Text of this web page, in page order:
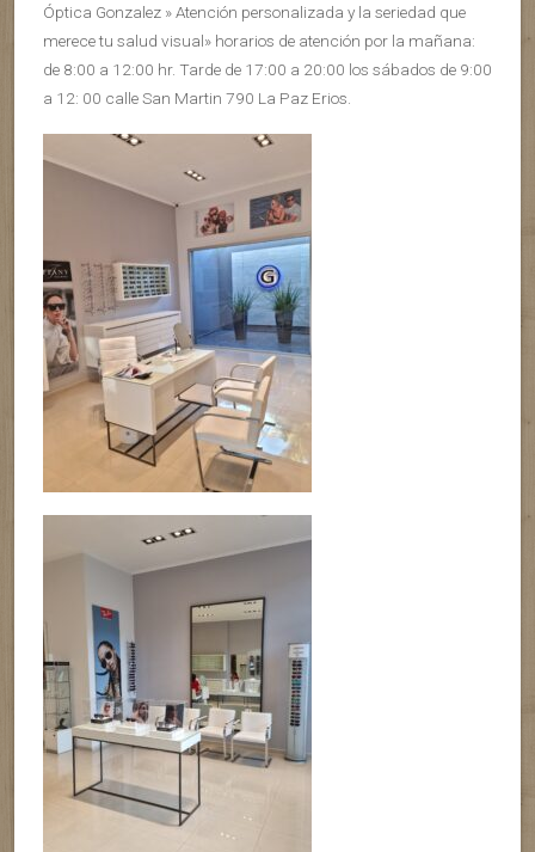
Óptica Gonzalez » Atención personalizada y la seriedad que
merece tu salud visual» horarios de atención por la mañana:
de 8:00 a 12:00 hr. Tarde de 17:00 a 20:00 los sábados de 9:00
a 12: 00 calle San Martin 790 La Paz Erios.